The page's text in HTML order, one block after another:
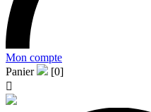
Mon compte
Panier
[0]
